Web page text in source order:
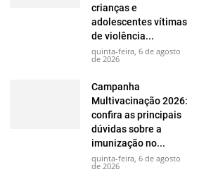
crianças e
adolescentes vítimas
de violência...
quinta-feira, 6 de agosto
de 2026
Campanha
Multivacinação 2026:
confira as principais
dúvidas sobre a
imunização no...
quinta-feira, 6 de agosto
de 2026